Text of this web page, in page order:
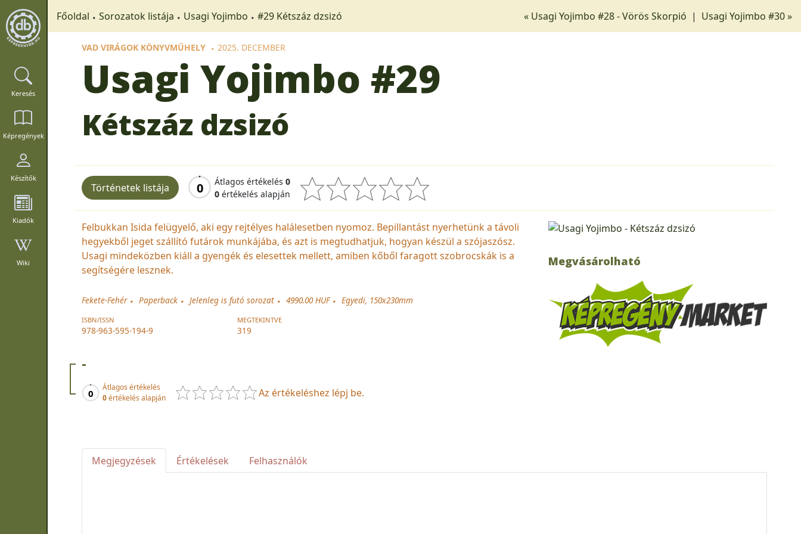
Keresés
Képregények
Készítők
Kiadók
Wiki
Főoldal Sorozatok listája Usagi Yojimbo #29 Kétszáz dzsizó « Usagi Yojimbo #28 - Vörös Skorpió | Usagi Yojimbo #30 »
VAD VIRÁGOK KÖNYVMŰHELY 2025. DECEMBER
Usagi Yojimbo #29
Kétszáz dzsizó
Történetek listája 0 Átlagos értékelés 0
0 értékelés alapján
Felbukkan Isida felügyelő, aki egy rejtélyes halálesetben nyomoz. Bepillantást nyerhetünk a távoli
hegyekből jeget szállító futárok munkájába, és azt is megtudhatjuk, hogyan készül a szójaszósz.
Usagi mindeközben kiáll a gyengék és elesettek mellett, amiben kőből faragott szobrocskák is a
segítségére lesznek.
Fekete-Fehér Paperback Jelenleg is futó sorozat 4990.00 HUF Egyedi, 150x230mm
ISBN/ISSN
978-963-595-194-9
MEGTEKINTVE
319
-
0
Átlagos értékelés
0értékelés alapján Az értékeléshez lépj be.
Megvásárolható
Megjegyzések Értékelések Felhasználók